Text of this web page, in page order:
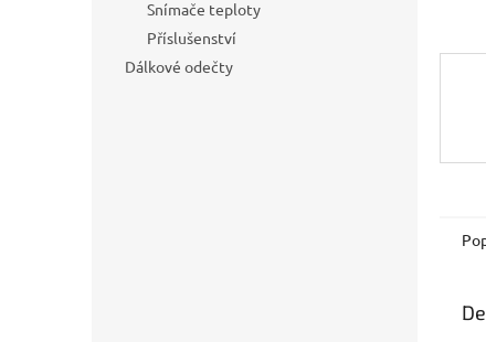
Snímače teploty
Příslušenství
Dálkové odečty